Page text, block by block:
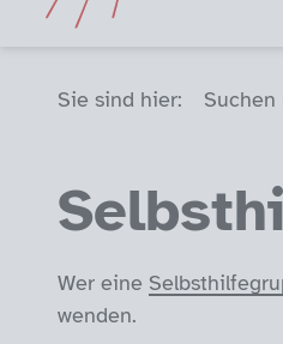
Sie sind hier:
Wer eine
wenden.